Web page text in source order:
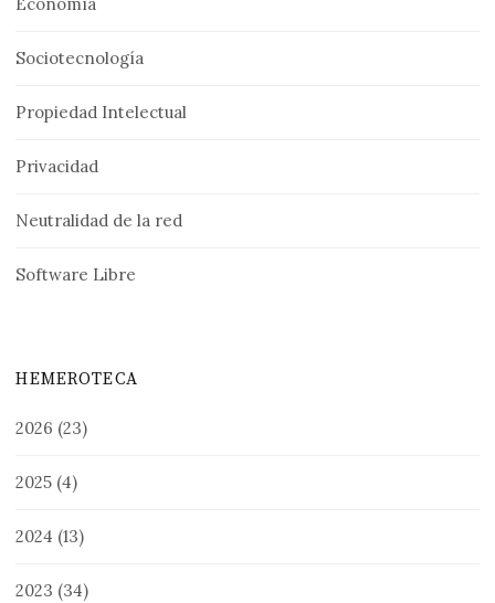
Sociotecnología
Propiedad Intelectual
Privacidad
Neutralidad de la red
Software Libre
HEMEROTECA
2026 (23)
2025 (4)
2024 (13)
2023 (34)